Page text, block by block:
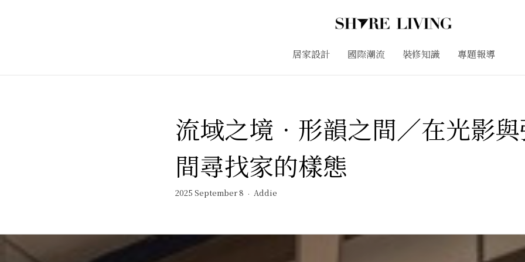
居家設計 國際潮流 裝修知識 專題報導
流域之境．形韻之間／在光影
間尋找家的樣態
2025 September 8 Addie